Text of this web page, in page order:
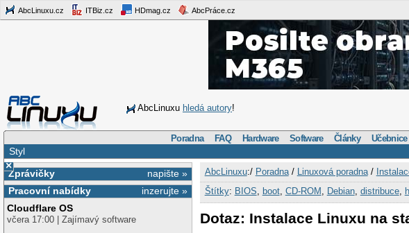
AbcLinuxu.cz ITBiz.cz HDmag.cz AbcPráce.cz
AbcLinuxu hledá autory!
Poradna FAQ Hardware Software Články Učebnice
Styl
×
napište »
Zprávičky
inzerujte »
Pracovní nabídky
Cloudflare OS
včera 17:00 | Zajímavý software
AbcLinuxu:/ Poradna/ Linuxová poradna/
Štítky: BIOS boot, CD-ROM Debian, distribuce,
Dotaz: Instalace Linuxu na